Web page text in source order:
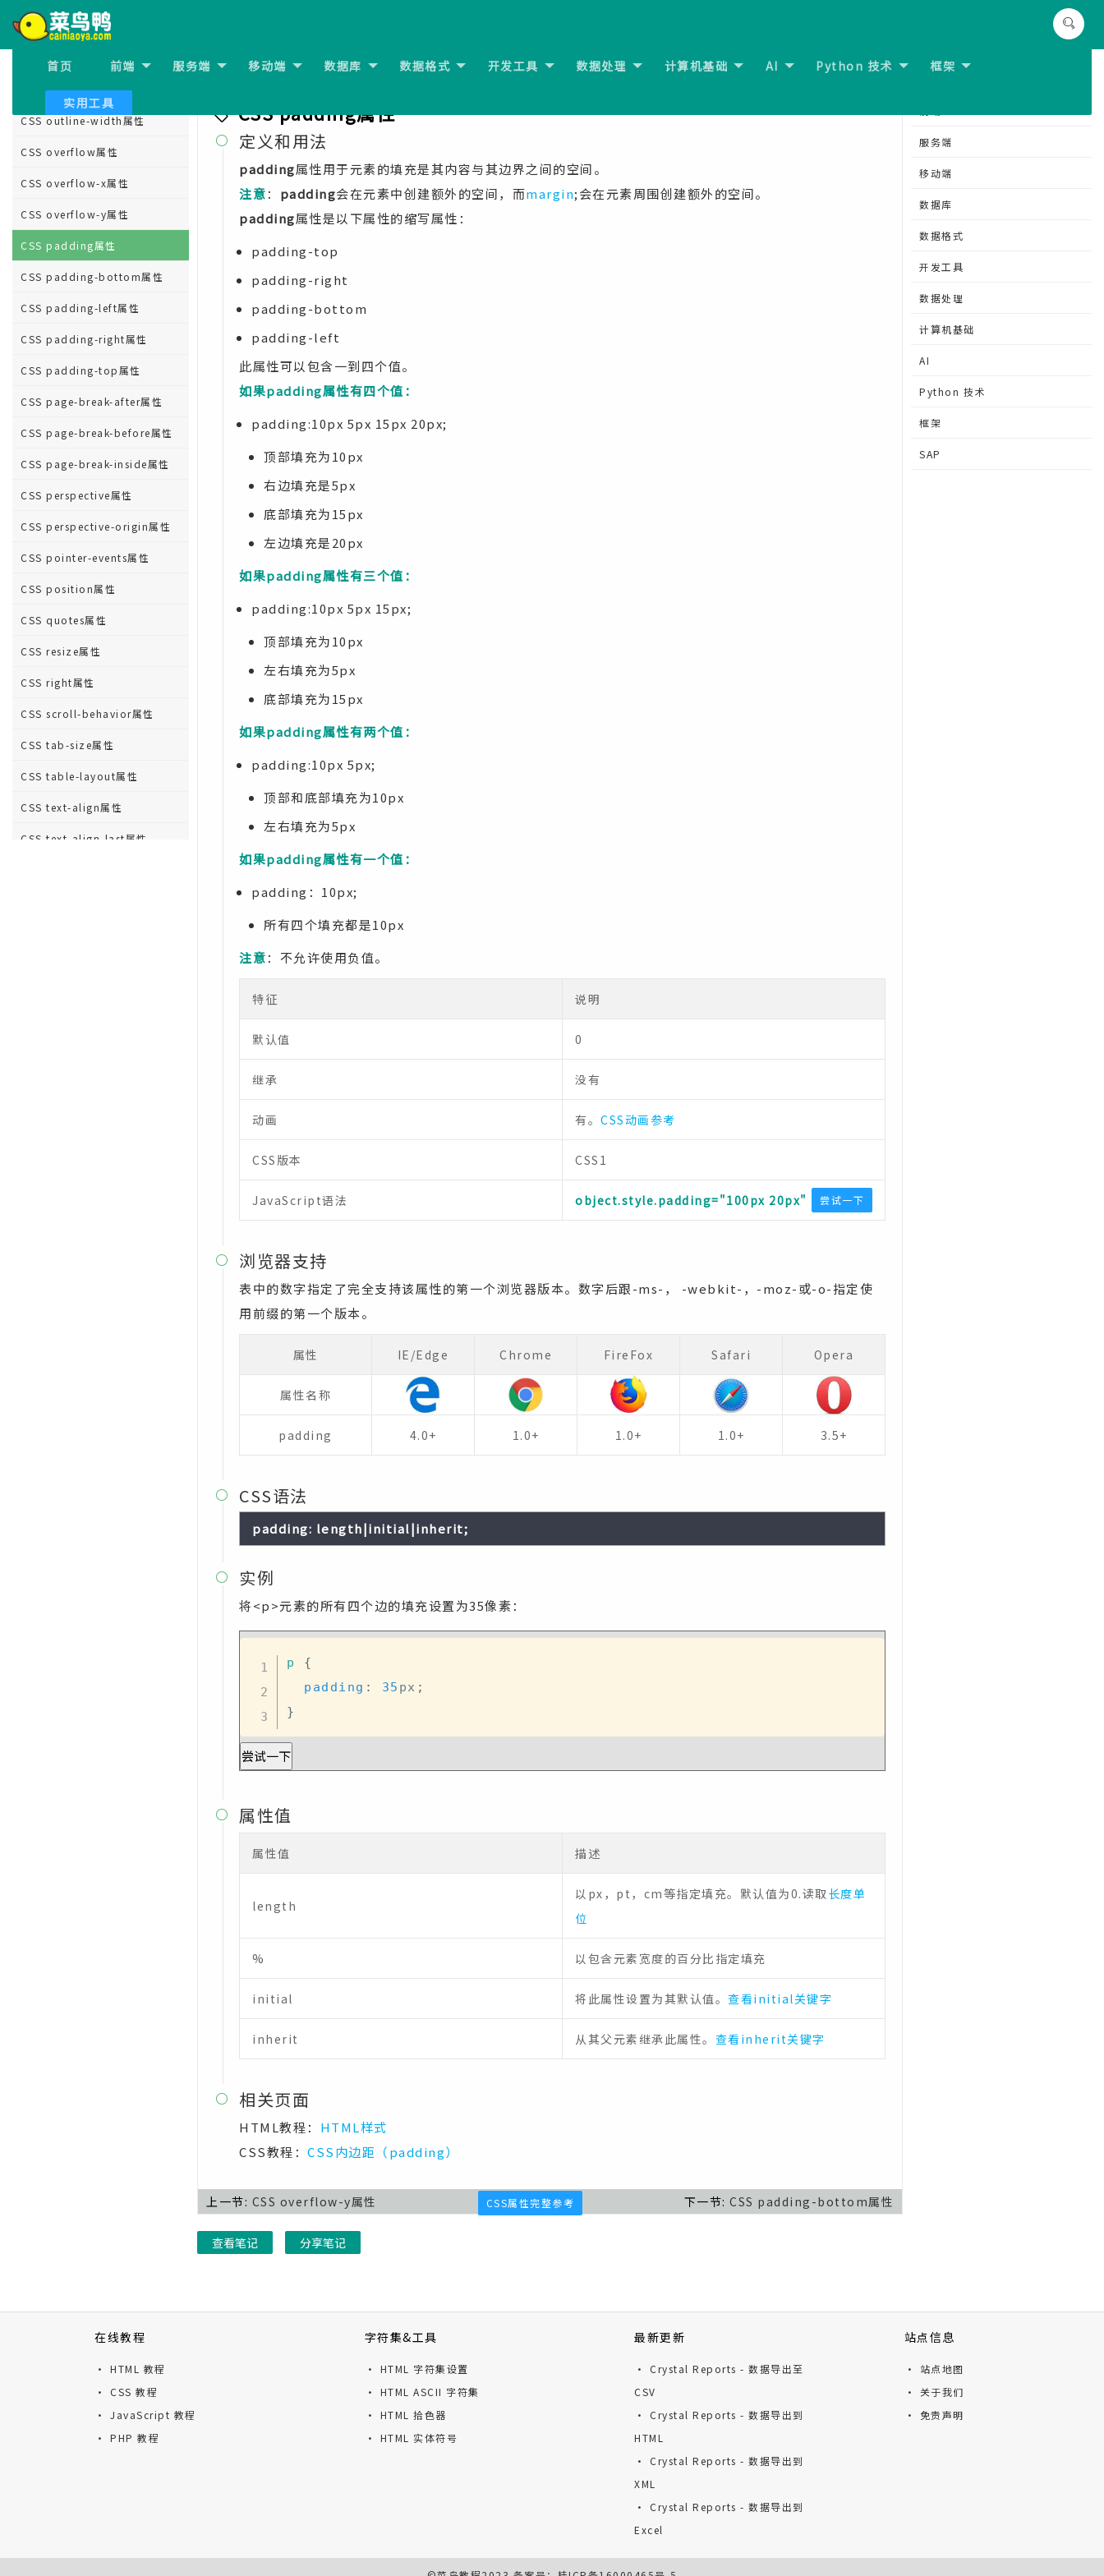
首页 前端 服务端 移动端 数据库 数据格式 开发工具 数据处理 计算机基础 AI Python 技术 框架
实用工具
CSS outline-color属性
CSS outline-offset属性
CSS outline-style属性
CSS outline-width属性
CSS overflow属性
CSS overflow-x属性
CSS overflow-y属性
CSS padding属性
CSS padding-bottom属性
CSS padding-left属性
CSS padding-right属性
CSS padding-top属性
CSS page-break-after属性
CSS page-break-before属性
CSS page-break-inside属性
CSS perspective属性
CSS perspective-origin属性
CSS pointer-events属性
CSS position属性
CSS quotes属性
CSS resize属性
CSS right属性
CSS scroll-behavior属性
CSS tab-size属性
CSS table-layout属性
CSS text-align属性
CSS text-align-last属性
CSS padding属性
 定义和用法
padding属性用于元素的填充是其内容与其边界之间的空间。
注意： padding会在元素中创建额外的空间，而margin;会在元素周围创建额外的空间。
padding属性是以下属性的缩写属性：
padding-top
padding-right
padding-bottom
padding-left
此属性可以包含一到四个值。
如果padding属性有四个值：
padding:10px 5px 15px 20px;
顶部填充为10px
右边填充是5px
底部填充为15px
左边填充是20px
如果padding属性有三个值：
padding:10px 5px 15px;
顶部填充为10px
左右填充为5px
底部填充为15px
如果padding属性有两个值：
padding:10px 5px;
顶部和底部填充为10px
左右填充为5px
如果padding属性有一个值：
padding：10px;
所有四个填充都是10px
注意：不允许使用负值。
特征 说明
默认值 0
继承 没有
动画 有。 CSS动画参考
CSS版本 CSS1
JavaScript语法 object.style.padding="100px 20px" 尝试一下
 浏览器支持
表中的数字指定了完全支持该属性的第一个浏览器版本。数字后跟-ms-， -webkit-，-moz-或-o-指定使
用前缀的第一个版本。
属性 IE/Edge Chrome FireFox Safari Opera
属性名称
padding 4.0+ 1.0+ 1.0+ 1.0+ 3.5+
 CSS语法
padding: length|initial|inherit;
 实例
将<p>元素的所有四个边的填充设置为35像素：
p
{
padding : 35 px ;
}
尝试一下
 属性值
属性值 描述
length
以px，pt，cm等指定填充。默认值为0.读取长度单
位
% 以包含元素宽度的百分比指定填充
initial 将此属性设置为其默认值。 查看initial关键字
inherit 从其父元素继承此属性。 查看inherit关键字
 相关页面
HTML教程： HTML样式
CSS教程： CSS内边距（padding）
上一节: CSS overflow-y属性 CSS属性完整参考 下一节:CSS padding-bottom属性
查看笔记 分享笔记
服务端
移动端
数据库
数据格式
开发工具
数据处理
计算机基础
AI
Python 技术
框架
SAP
在线教程
· HTML 教程
· CSS 教程
· JavaScript 教程
· PHP 教程
字符集&工具
· HTML 字符集设置
· HTML ASCII 字符集
· HTML 拾色器
· HTML 实体符号
最新更新
· Crystal Reports - 数据导出至
CSV
· Crystal Reports - 数据导出到
HTML
· Crystal Reports - 数据导出到
XML
· Crystal Reports - 数据导出到
Excel
站点信息
· 站点地图
· 关于我们
· 免责声明